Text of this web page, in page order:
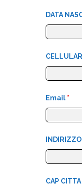
DATA
Email *
CAP